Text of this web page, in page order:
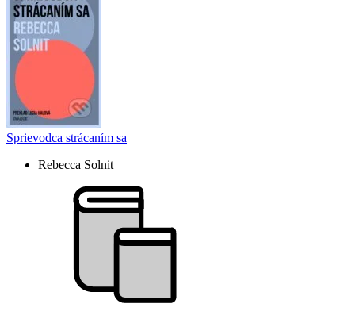
Sprievodca strácaním sa
Rebecca Solnit